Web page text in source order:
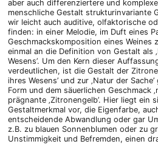
aber auch differenziertere und
menschliche Gestalt strukturinvariante
wir leicht auch auditive, olfaktorische
finden: in einer Melodie, im Duft eines
Geschmackskomposition eines Weines
einmal an die Definition von Gestalt als
Wesens’. Um den Kern dieser
verdeutlichen, ist die Gestalt der Zitrone
ihres Wesens’ und zur ‚Natur der
Form und dem säuerlichen Geschmack
prägnante ‚Zitronengelb’. Hier liegt ein
Gestaltmerkmal vor, die Eigenfarbe,
entscheidende Abwandlung oder gar
z.B. zu blauen Sonnenblumen oder zu
Unstimmigkeit und Befremden, einen